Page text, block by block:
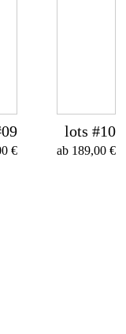
€
lots #10
ab 189,00 €